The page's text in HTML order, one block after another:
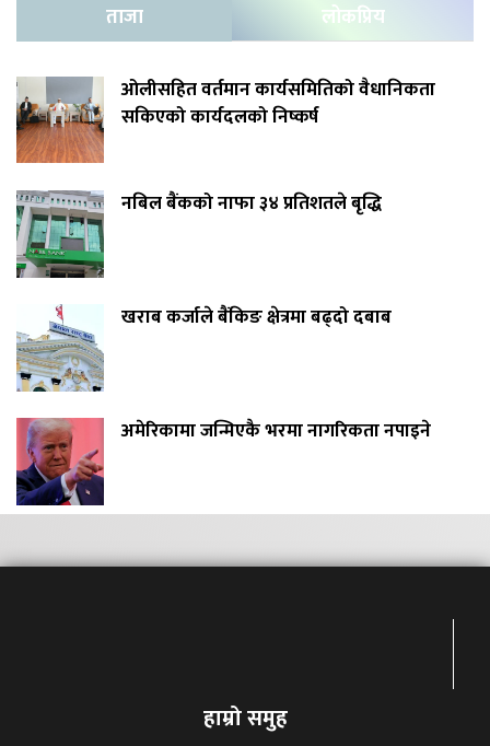
ताजा लोकप्रिय
ओलीसहित वर्तमान कार्यसमितिको वैधानिकता
सकिएको कार्यदलको निष्कर्ष
नबिल बैंकको नाफा ३४ प्रतिशतले बृद्धि
खराब कर्जाले बैंकिङ क्षेत्रमा बढ्दो दबाब
अमेरिकामा जन्मिएकै भरमा नागरिकता नपाइने
हाम्रो समुह